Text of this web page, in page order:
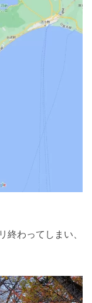
終わってしまい、